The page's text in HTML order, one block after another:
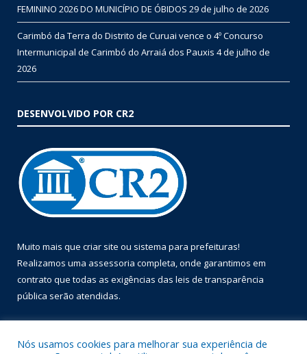
FEMININO 2026 DO MUNICÍPIO DE ÓBIDOS 29 de julho de 2026
Carimbó da Terra do Distrito de Curuai vence o 4º Concurso
Intermunicipal de Carimbó do Arraiá dos Pauxis 4 de julho de
2026
DESENVOLVIDO POR CR2
Muito mais que criar site ou sistema para prefeituras!
Realizamos uma assessoria completa, onde garantimos em
contrato que todas as exigências das leis de transparência
pública serão atendidas.
Nós usamos cookies para melhorar sua experiência de